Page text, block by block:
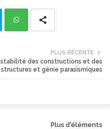
ats
PLUS RÉCENTE
stabilité des constructions et des
structures et génie parasismiques
Plus d'éléments